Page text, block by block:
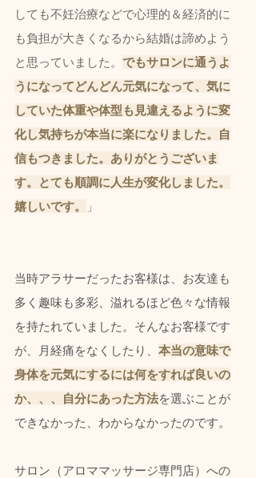
しても不妊治療などで心理的＆経済的に
も負担が大きくなるから結婚は諦めよう
と思っていました。 でもサロンに通うよ
うになってどんどん元気になって、気に
していた体重や体型も見違えるように変
化し気持ちが本当に楽になりました。自
信もつきました。ありがとうございま
す。とても順調に人生が変化しました。
嬉しいです。
」
当時アラサーだったお客様は、お友達も
多く趣味も多彩、溢れるほど色々な情報
を持たれていました。そんなお客様です
が、月経痛をなくしたり、 本当の意味で
身体を元気にするには何をすれば良いの
か、、、自分にあった方法を選ぶことが
できなかった、わからなかったのです。
サロン（アロママッサージ専門店）への